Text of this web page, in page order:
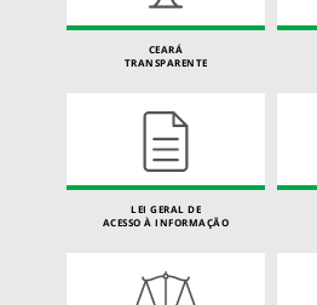
CEARÁ
TRANSPARENTE
LEI GERAL DE
ACESSO À INFORMAÇÃO